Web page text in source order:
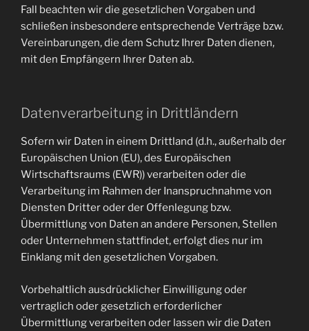
Fall beachten wir die gesetzlichen Vorgaben und
schließen insbesondere entsprechende Verträge bzw.
Vereinbarungen, die dem Schutz Ihrer Daten dienen,
mit den Empfängern Ihrer Daten ab.
Datenverarbeitung in Drittländern
Sofern wir Daten in einem Drittland (d.h., außerhalb der
Europäischen Union (EU), des Europäischen
Wirtschaftsraums (EWR)) verarbeiten oder die
Verarbeitung im Rahmen der Inanspruchnahme von
Diensten Dritter oder der Offenlegung bzw.
Übermittlung von Daten an andere Personen, Stellen
oder Unternehmen stattfindet, erfolgt dies nur im
Einklang mit den gesetzlichen Vorgaben.
Vorbehaltlich ausdrücklicher Einwilligung oder
vertraglich oder gesetzlich erforderlicher
Übermittlung verarbeiten oder lassen wir die Daten